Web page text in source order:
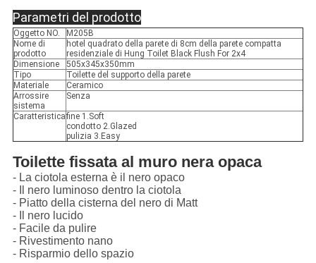
Parametri del prodotto
Oggetto NO.
M205B
Nome di
prodotto
hotel quadrato della parete di 8cm della parete compatta
residenziale di Hung Toilet Black Flush For 2x4
Dimensione
505x345x350mm
Tipo
Toilette del supporto della parete
Materiale
Ceramico
Arrossire
sistema
Senza
Caratteristicafine 1.Soft
condotto 2.Glazed
pulizia 3.Easy
Toilette fissata al muro nera opaca
- La ciotola esterna è il nero opaco
- Il nero luminoso dentro la ciotola
- Piatto della cisterna del nero di Matt
- Il nero lucido
- Facile da pulire
- Rivestimento nano
- Risparmio dello spazio